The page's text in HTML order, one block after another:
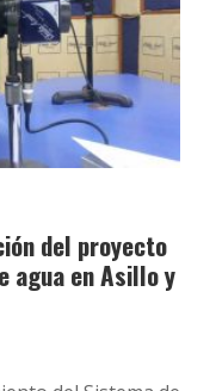
del proyecto
agua en Asillo y